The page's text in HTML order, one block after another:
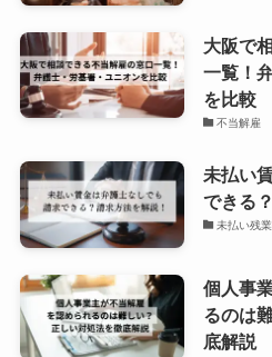
大阪で
一覧！
を比較
不当解雇
未払い
できる
未払い残
個人事
るのは
底解説